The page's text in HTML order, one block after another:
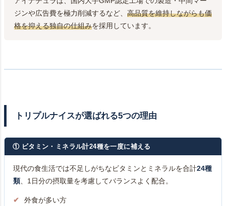
ジンや広告費を極力削減するなど、 高品質を維持しながらも価
格を抑える独自の仕組みを採用しています。
トリプルナイスが選ばれる5つの理由
① ビタミン・ミネラル計24種を一度に補える
現代の食生活では不足しがちなビタミンとミネラルを合計24種
類、1日分の摂取量を考慮してバランスよく配合。
外食が多い方